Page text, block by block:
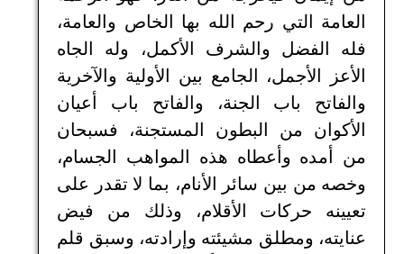
العامة التي رحم الله بها الخاص والعامة،
فله الفضل والشرف الأكمل، وله الجاه
الأعز الأجمل، الجامع بين الأولية والآخرية
والفاتح باب الجنة، والفاتح باب أعيان
الأكوان من البطون المستجنة، فسبحان
من أمده وأعطاه هذه المواهب الجسام،
وخصه من بين سائر الأنام، بما لا تقدر على
تعيينه حركات الأقلام، وذلك من فيض
عنايته، ومطلق مشيئته وإرادته، وسبق قلم